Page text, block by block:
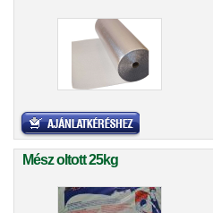
Mész oltott 25kg